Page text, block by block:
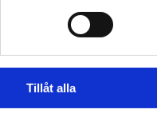
Tillåt alla